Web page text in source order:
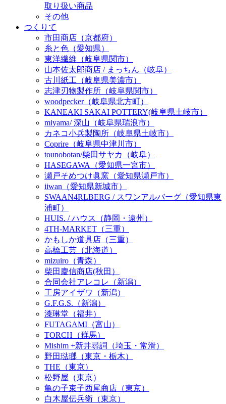
取り扱い商品
その他
つくりて
市田商店（京都府）
糸と色（愛知県）
東洋繊維（岐阜県関市）
山本佐太郎商店 / まっちん（岐阜）
古川紙工（岐阜県美濃市）
志津刃物製作所（岐阜県関市）
woodpecker（岐阜県北方町）
KANEAKI SAKAI POTTERY(岐阜県土岐市）
miyama/ 深山（岐阜県瑞浪市）
カネコ小兵製陶所（岐阜県土岐市）
Coprire（岐阜県中津川市）
tounobotan/柴田サヤカ（岐阜）
HASEGAWA（愛知県一宮市）
瀬戸そめつけ眞窯（愛知県瀬戸市）
iiwan（愛知県新城市）
SWAAN4RLBERG / スワンアルバーグ（愛知県東
浦町）
HUIS. / ハウス（静岡・遠州）
4TH-MARKET（三重）
かもしか道具店（三重）
高橋工芸（北海道）
mizuiro（青森）
柴田慶信商店(秋田）
合同会社アレコレ（新潟）
工房アイザワ（新潟）
G.F.G.S.（新潟）
漆琳堂（福井）
FUTAGAMI（富山）
TORCH（群馬）
Mishim +新井尋詞（埼玉・常滑）
野田琺瑯（東京・栃木）
THE（東京）
松野屋（東京）
亀の子束子西尾商店（東京）
白木屋伝兵衛（東京）